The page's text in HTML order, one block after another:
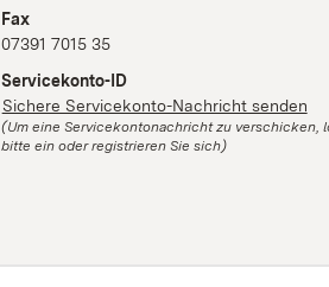
Fax
07391 7015 35
Servicekonto-ID
Sichere Servicekonto-Nachricht senden
(Um eine Servicekontonachricht zu verschicken,
bitte ein oder registrieren Sie sich)